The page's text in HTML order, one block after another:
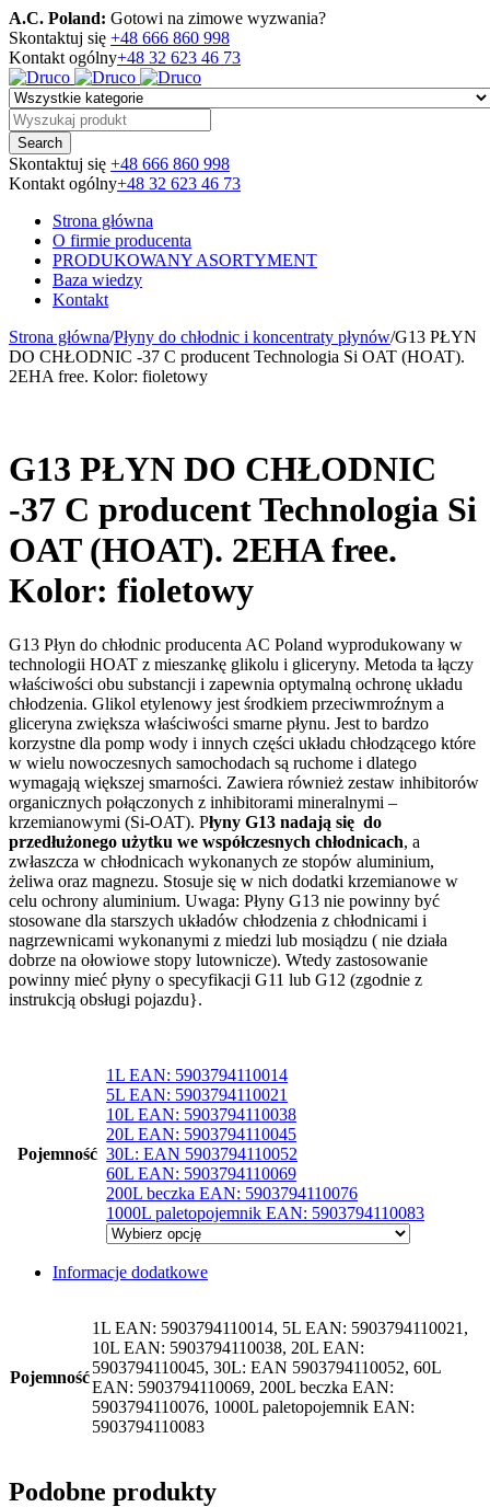
A.C. Poland: Gotowi na zimowe wyzwania?
Skontaktuj się +48 666 860 998
Kontakt ogólny+48 32 623 46 73
Skontaktuj się +48 666 860 998
Kontakt ogólny+48 32 623 46 73
Strona główna
O firmie producenta
PRODUKOWANY ASORTYMENT
Baza wiedzy
Kontakt
Strona główna/Płyny do chłodnic i koncentraty płynów/G13 PŁYN
DO CHŁODNIC -37 C producent Technologia Si OAT (HOAT).
2EHA free. Kolor: fioletowy
G13 PŁYN DO CHŁODNIC
-37 C producent Technologia Si
OAT (HOAT). 2EHA free.
Kolor: fioletowy
G13 Płyn do chłodnic producenta AC Poland wyprodukowany w
technologii HOAT z mieszankę glikolu i gliceryny. Metoda ta łączy
właściwości obu substancji i zapewnia optymalną ochronę układu
chłodzenia. Glikol etylenowy jest środkiem przeciwmroźnym a
gliceryna zwiększa właściwości smarne płynu. Jest to bardzo
korzystne dla pomp wody i innych części układu chłodzącego które
w wielu nowoczesnych samochodach są ruchome i dlatego
wymagają większej smarności. Zawiera również zestaw inhibitorów
organicznych połączonych z inhibitorami mineralnymi –
krzemianowymi (Si-OAT). Płyny G13 nadają się do
przedłużonego użytku we współczesnych chłodnicach, a
zwłaszcza w chłodnicach wykonanych ze stopów aluminium,
żeliwa oraz magnezu. Stosuje się w nich dodatki krzemianowe w
celu ochrony aluminium. Uwaga: Płyny G13 nie powinny być
stosowane dla starszych układów chłodzenia z chłodnicami i
nagrzewnicami wykonanymi z miedzi lub mosiądzu ( nie działa
dobrze na ołowiowe stopy lutownicze). Wtedy zastosowanie
powinny mieć płyny o specyfikacji G11 lub G12 (zgodnie z
instrukcją obsługi pojazdu}.
Pojemność
1L EAN: 5903794110014
5L EAN: 5903794110021
10L EAN: 5903794110038
20L EAN: 5903794110045
30L: EAN 5903794110052
60L EAN: 5903794110069
200L beczka EAN: 5903794110076
1000L paletopojemnik EAN: 5903794110083
Informacje dodatkowe
Pojemność
1L EAN: 5903794110014, 5L EAN: 5903794110021,
10L EAN: 5903794110038, 20L EAN:
5903794110045, 30L: EAN 5903794110052, 60L
EAN: 5903794110069, 200L beczka EAN:
5903794110076, 1000L paletopojemnik EAN:
5903794110083
Podobne produkty